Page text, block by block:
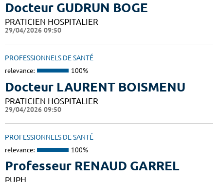
Docteur GUDRUN BOGE
PRATICIEN HOSPITALIER
29/04/2026 09:50
PROFESSIONNELS DE SANTÉ
relevance: 100%
Docteur LAURENT BOISMENU
PRATICIEN HOSPITALIER
29/04/2026 09:50
PROFESSIONNELS DE SANTÉ
relevance: 100%
Professeur RENAUD GARREL
PUPH